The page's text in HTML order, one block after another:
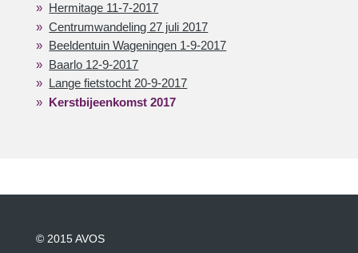
Hermitage 11-7-2017
Centrumwandeling 27 juli 2017
Beeldentuin Wageningen 1-9-2017
Baarlo 12-9-2017
Lange fietstocht 20-9-2017
Kerstbijeenkomst 2017
© 2015 AVOS